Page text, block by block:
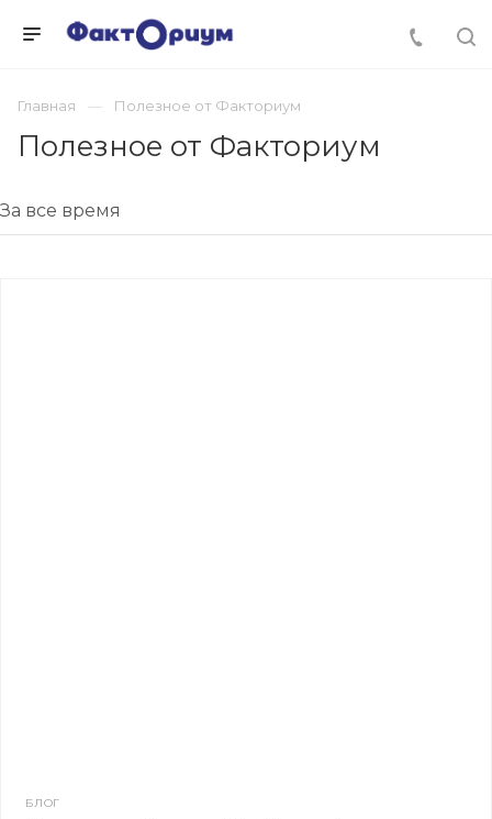
Главная Полезное от Факториум
Полезное от Факториум
БЛОГ